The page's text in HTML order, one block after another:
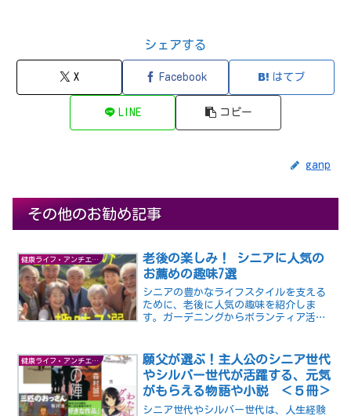
シェアする
X Facebook はてブ
LINE コピー
ganp
その他のお勧め記事
健康ライフ・アンチエイジング
老後の楽しみ！ シニアに人気の
お薦めの趣味7選
シニアの豊かなライフスタイルを支える
ために、老後に人気の趣味を紹介しま
す。ガーデニングからボランティア活動
ュし、新たな楽しみを見つけましょう！
健康ライフ・アンチエイジング
願父が選ぶ！主人公のシニア世代
やシルバー世代が活躍する、元気
がもらえる物語や小説 ＜５冊＞
シニア世代やシルバー世代は、人生経験